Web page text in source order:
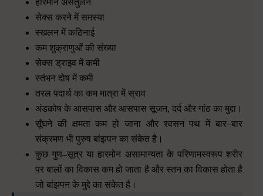
सेक्स करने में समस्या
स्खलन में कठिनाई
कम शुक्राणुओं की संख्या
सेक्स ड्राइव में कमी
स्तंभन दोष में कमी
तरल पदार्थ का कम मात्रा में स्राव
अंडकोष के आसपास और आसपास सूजन, दर्द और गांठ का मुद्दा।
सूँघने की क्षमता कम हो जाना और श्वसन पथ में बार–बार
संक्रमण भी पुरुष बांझपन का संकेत है।
कुछ गुण–सूत्र या हारमोन असामान्यता के परिणामस्वरूप शरीर
पर बालों का विकास कम हो जाता है और स्तन का विकास होता है
जो बांझपन के मुद्दे का संकेत है।